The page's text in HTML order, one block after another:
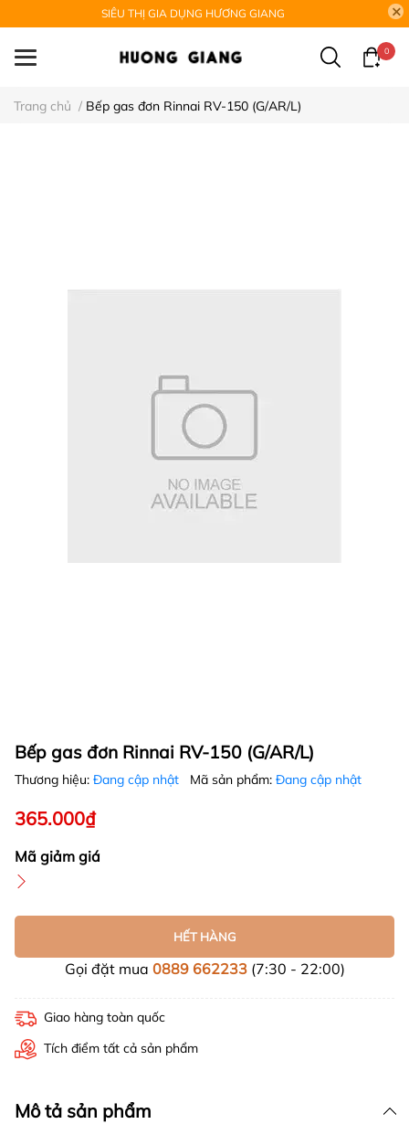
SIÊU THỊ GIA DỤNG HƯƠNG GIANG
0
Trang chủ / Bếp gas đơn Rinnai RV-150 (G/AR/L)
Bếp gas đơn Rinnai RV-150 (G/AR/L)
Thương hiệu: Đang cập nhật Mã sản phẩm: Đang cập nhật
365.000₫
Mã giảm giá
HẾT HÀNG
Gọi đặt mua 0889 662233(7:30 - 22:00)
Giao hàng toàn quốc
Tích điểm tất cả sản phẩm
Mô tả sản phẩm